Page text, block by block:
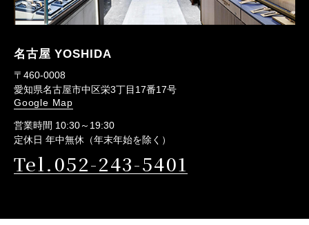
名古屋 YOSHIDA
〒460-0008
愛知県名古屋市中区栄3丁目17番17号
Google Map
営業時間 10:30～19:30
定休日 年中無休（年末年始を除く）
Tel.052-243-5401